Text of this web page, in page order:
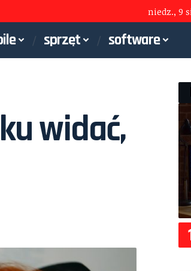
niedz., 9
sprzęt software
widać,